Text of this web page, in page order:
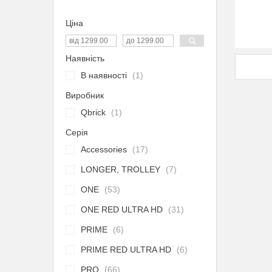
Ціна
Наявність
В наявності
1
Виробник
Qbrick
1
Серія
Accessories
17
LONGER, TROLLEY 7
ONE 53
ONE RED ULTRA HD 31
PRIME 6
PRIME RED ULTRA HD 6
PRO 66